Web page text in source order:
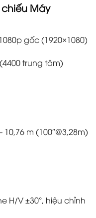
Máy
gốc (1920×1080)
trung tâm)
m (100″@3,28m)
H/V ±30°, hiệu chỉnh